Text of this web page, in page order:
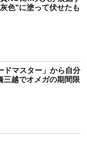
色"に塗って伏せたも
ドマスター」から自分
三越でオメガの期間限